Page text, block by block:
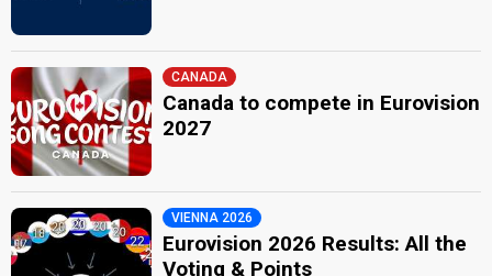
CANADA
Canada to compete in Eurovision
2027
VIENNA 2026
Eurovision 2026 Results: All the
Voting & Points